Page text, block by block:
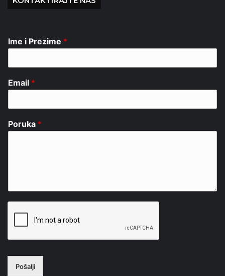
Ime i Prezime *
Email *
Poruka *
Pošalji